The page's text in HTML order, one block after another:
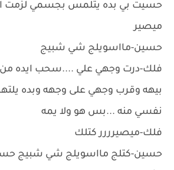
حسيت بي بده يتلمس بجسمي لزمت
ميصير
حسين-مااسويلج شي شبيج
فلك-درت وجهي علي ....سحب ايده من
بيهه وقرب وجهي على وجهه وبده
نفسي منه ...بس هو ولا يمه
فلك-ميصيرررر كتلك
حسين-كتلج مااسويلج شي شبيج